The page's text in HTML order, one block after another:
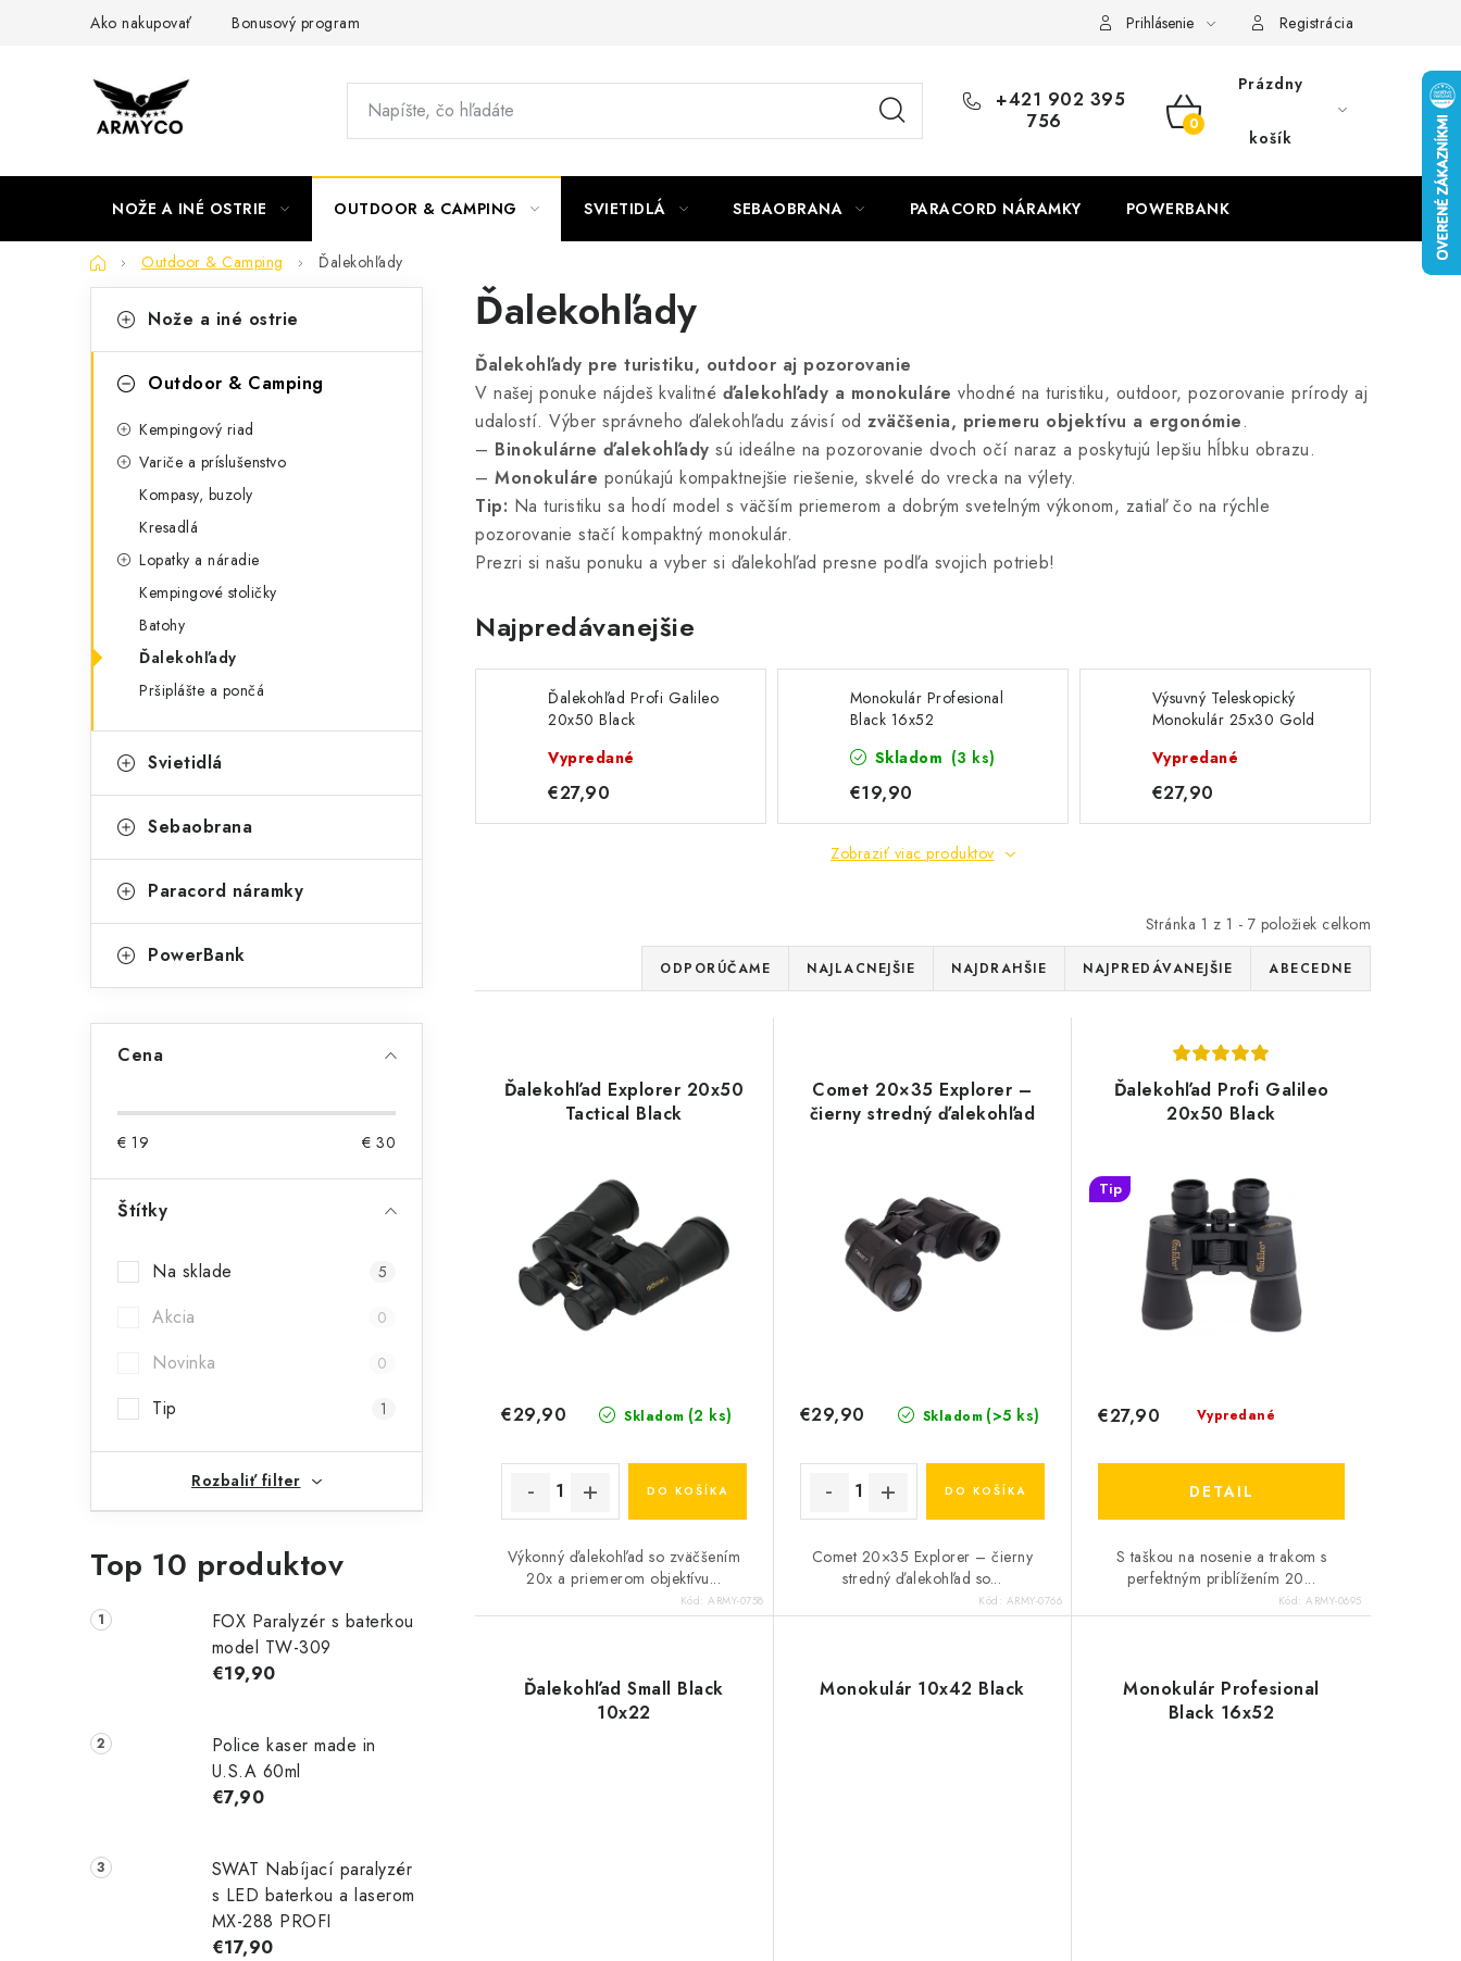
Ako nakupovať Bonusový program Prihlásenie Registrácia
+421 902 395
756
NÁKUPNÝ
Prázdny
košík
NOŽE A INÉ OSTRIE OUTDOOR & CAMPING SVIETIDLÁ SEBAOBRANA PARACORD NÁRAMKY POWERBANK
DomovOutdoor & Camping Ďalekohľady
o
e
l
kategórie
a
Nože a iné ostrie
Outdoor & Camping
Kempingový riad
Variče a príslušenstvo
Kompasy, buzoly
Kresadlá
Lopatky a náradie
Kempingové stoličky
Batohy
Ďalekohľady
Pršiplášte a pončá
Svietidlá
Sebaobrana
Paracord náramky
PowerBank
Cena
€ 19 € 30
Štítky
Na sklade 5
Akcia 0
Novinka 0
Tip 1
Rozbaliť filter
Top 10 produktov
FOX Paralyzér s baterkou
model TW-309
€19,90
Police kaser made in
U.S.A 60ml
€7,90
SWAT Nabíjací paralyzér
s LED baterkou a laserom
MX-288 PROFI
€17,90
Ďalekohľady
Ďalekohľady pre turistiku, outdoor aj pozorovanie
V našej ponuke nájdeš kvalitné ďalekohľady a monokuláre vhodné na turistiku, outdoor, pozorovanie prírody aj
udalostí. Výber správneho ďalekohľadu závisí od zväčšenia, priemeru objektívu a ergonómie.
– Binokulárne ďalekohľady sú ideálne na pozorovanie dvoch očí naraz a poskytujú lepšiu hĺbku obrazu.
– Monokuláre ponúkajú kompaktnejšie riešenie, skvelé do vrecka na výlety.
Tip: Na turistiku sa hodí model s väčším priemerom a dobrým svetelným výkonom, zatiaľ čo na rýchle
pozorovanie stačí kompaktný monokulár.
Prezri si našu ponuku a vyber si ďalekohľad presne podľa svojich potrieb!
Najpredávanejšie
Ďalekohľad Profi Galileo
20x50 Black
Vypredané
€27,90
Monokulár Profesional
Black 16x52
Skladom (3 ks)
€19,90
Výsuvný Teleskopický
Monokulár 25x30 Gold
Vypredané
€27,90
Zobraziť viac produktov
Stránka 1 z 1 - 7 položiek celkom
R
a
e
n
p
r
u
k
t
o
v
ODPORÚČAME NAJLACNEJŠIE NAJDRAHŠIE NAJPREDÁVANEJŠIE ABECEDNE
Ďalekohľad Explorer 20x50
Tactical Black
Skladom (2 ks)
€29,90
DO KOŠÍKA
Výkonný ďalekohľad so zväčšením
20x a priemerom objektívu...
Kód:ARMY-0758
Comet 20×35 Explorer –
čierny stredný ďalekohľad
Skladom (>5 ks)
€29,90
DO KOŠÍKA
Comet 20×35 Explorer – čierny
stredný ďalekohľad so...
Kód: ARMY-0766
Ďalekohľad Profi Galileo
20x50 Black
Tip
Vypredané
€27,90
DETAIL
S taškou na nosenie a trakom s
perfektným priblížením 20...
Kód:ARMY-0695
Ďalekohľad Small Black
10x22
Monokulár 10x42 Black
Monokulár Profesional
Black 16x52